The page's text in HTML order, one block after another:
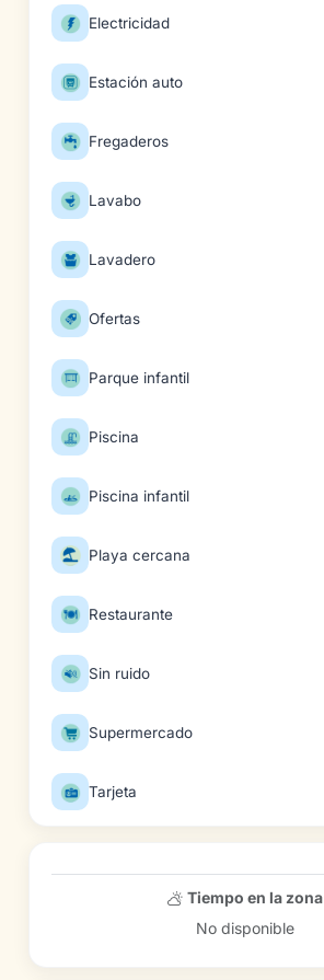
Electricidad
Estación auto
Fregaderos
Lavabo
Lavadero
Ofertas
Parque infantil
Piscina
Piscina infantil
Playa cercana
Restaurante
Sin ruido
Supermercado
Tarjeta
Tiempo en la zona
No disponible